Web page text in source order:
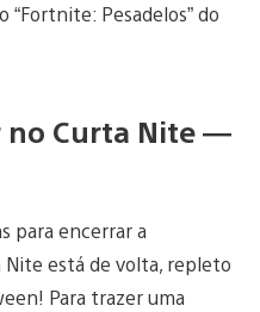
“Fortnite: Pesadelos” do
no Curta Nite —
para encerrar a
Nite está de volta, repleto
Para trazer uma